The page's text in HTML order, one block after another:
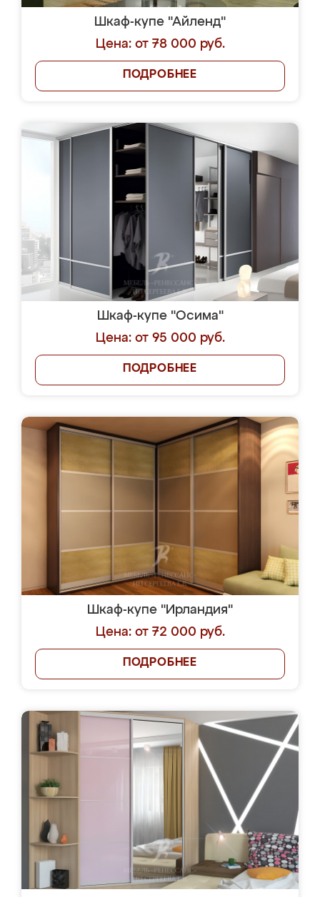
Шкаф-купе "Айленд"
Цена: от 78 000 руб.
ПОДРОБНЕЕ
Шкаф-купе "Осима"
Цена: от 95 000 руб.
ПОДРОБНЕЕ
Шкаф-купе "Ирландия"
Цена: от 72 000 руб.
ПОДРОБНЕЕ